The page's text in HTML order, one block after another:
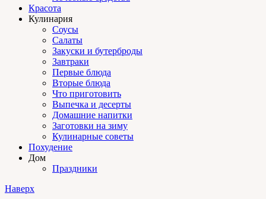
Красота
Кулинария
Соусы
Салаты
Закуски и бутерброды
Завтраки
Первые блюда
Вторые блюда
Что приготовить
Выпечка и десерты
Домашние напитки
Заготовки на зиму
Кулинарные советы
Похудение
Дом
Праздники
Наверх